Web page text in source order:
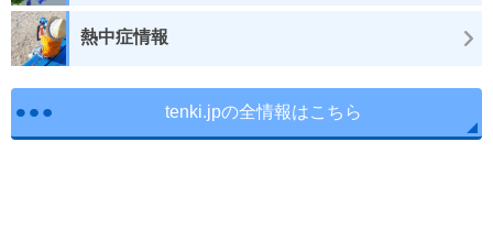
熱中症情報
tenki.jpの全情報はこちら